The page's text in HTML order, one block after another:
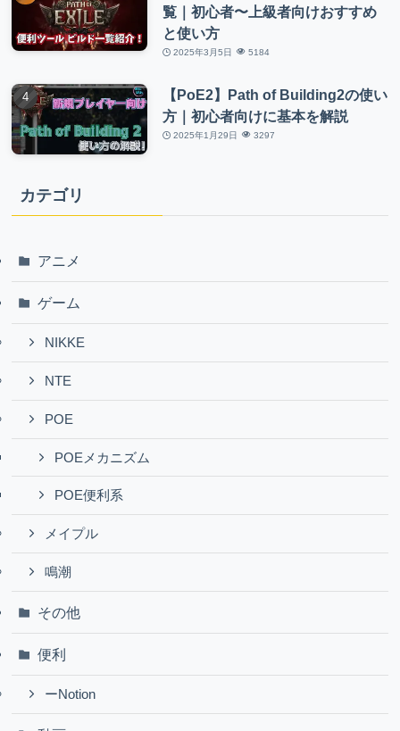
覧｜初心者〜上級者向けおすすめ
と使い方
2025年3月5日 5184
【PoE2】Path of Building2の使い
方｜初心者向けに基本を解説
2025年1月29日 3297
カテゴリ
アニメ
ゲーム
NIKKE
NTE
POE
POEメカニズム
POE便利系
メイプル
鳴潮
その他
便利
ーNotion